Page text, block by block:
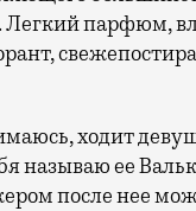
Легкий парфюм,
ходит
называю ее
после нее